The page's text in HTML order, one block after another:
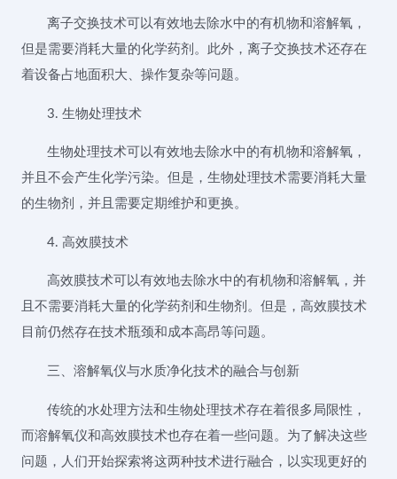
离子交换技术可以有效地去除水中的有机物和溶解氧，
但是需要消耗大量的化学药剂。此外，离子交换技术还存在
着设备占地面积大、操作复杂等问题。
3. 生物处理技术
生物处理技术可以有效地去除水中的有机物和溶解氧，
并且不会产生化学污染。但是，生物处理技术需要消耗大量
的生物剂，并且需要定期维护和更换。
4. 高效膜技术
高效膜技术可以有效地去除水中的有机物和溶解氧，并
且不需要消耗大量的化学药剂和生物剂。但是，高效膜技术
目前仍然存在技术瓶颈和成本高昂等问题。
三、溶解氧仪与水质净化技术的融合与创新
传统的水处理方法和生物处理技术存在着很多局限性，
而溶解氧仪和高效膜技术也存在着一些问题。为了解决这些
问题，人们开始探索将这两种技术进行融合，以实现更好的